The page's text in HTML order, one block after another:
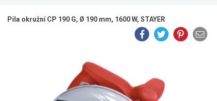
Pila okružní CP 190 G, Ø 190 mm, 1600 W, STAYER